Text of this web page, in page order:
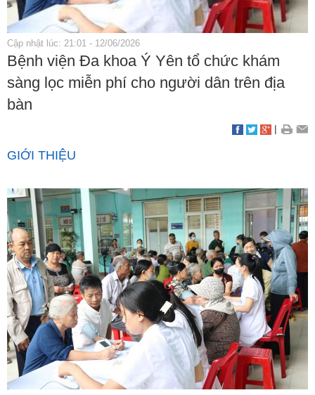
Cập nhật lúc: 21:01 - 12/06/2026
Bệnh viện Đa khoa Ý Yên tổ chức khám
sàng lọc miễn phí cho người dân trên địa
bàn
|
GIỚI THIỆU